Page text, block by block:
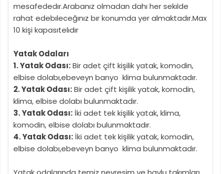
mesafededır.Arabanız olmadan dahı her sekılde
rahat edebıleceğınız bır konumda yer almaktadır.Max
10 kişi kapasıtelıdır
Yatak Odaları
1. Yatak Odası:Bir adet çift kişilik yatak, komodin,
elbise dolabı,ebeveyn banyo klima bulunmaktadır.
2. Yatak Odası:Bir adet çift kişilik yatak, komodin,
klima, elbise dolabı bulunmaktadır.
3. Yatak Odası: İki adet tek kişilik yatak, klima,
komodin, elbise dolabı bulunmaktadır.
4. Yatak Odası: İki adet tek kişilik yatak, komodin,
elbise dolabı,ebeveyn banyo klima bulunmaktadır.